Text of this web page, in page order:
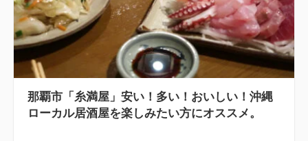
那覇市「糸満屋」安い！多い！おいしい！沖縄
ローカル居酒屋を楽しみたい方にオススメ。